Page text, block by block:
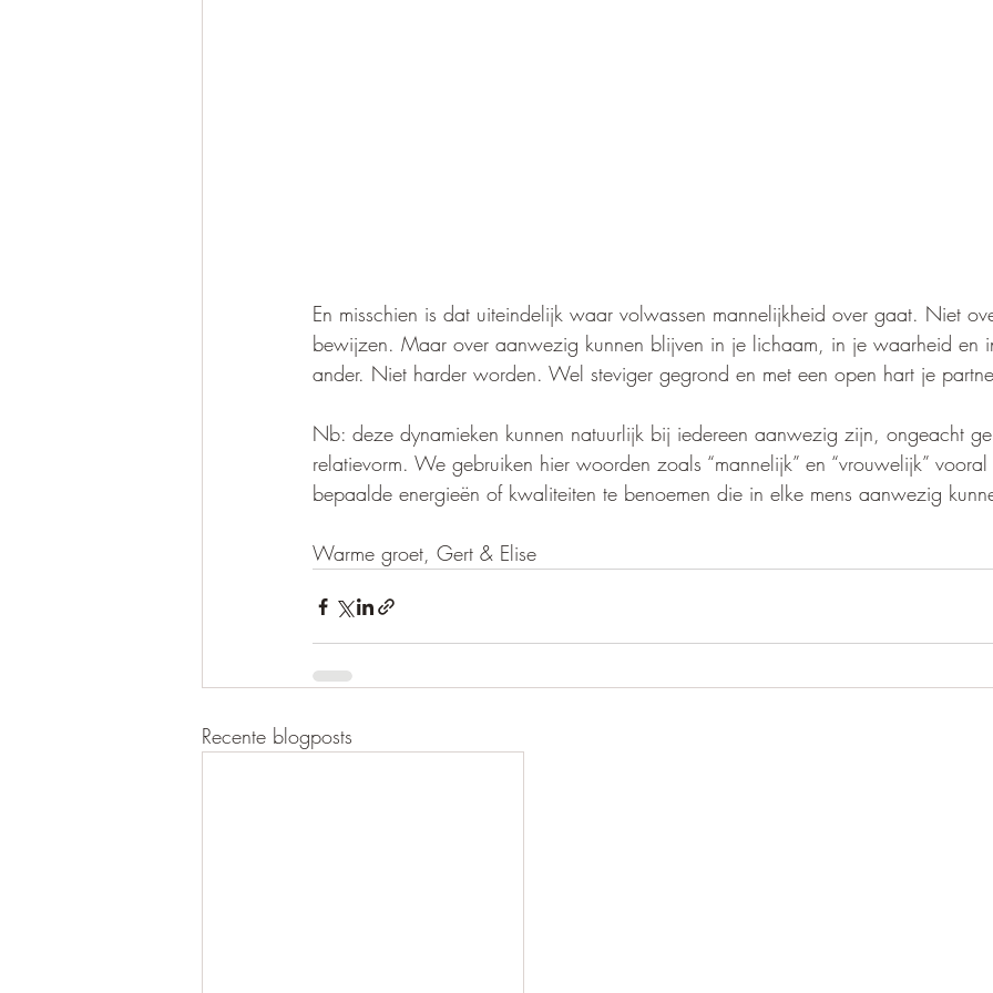
En misschien is dat uiteindelijk waar volwassen mannelijkheid over gaat. Niet
bewijzen. Maar over aanwezig kunnen blijven in je lichaam, in je waarheid en
ander. Niet harder worden. Wel steviger gegrond en met een open hart je
Nb: deze dynamieken kunnen natuurlijk bij iedereen aanwezig zijn, ongeacht
relatievorm. We gebruiken hier woorden zoals “mannelijk” en “vrouwelijk”
bepaalde energieën of kwaliteiten te benoemen die in elke mens aanwezig
Warme groet, Gert & Elise
Recente blogposts